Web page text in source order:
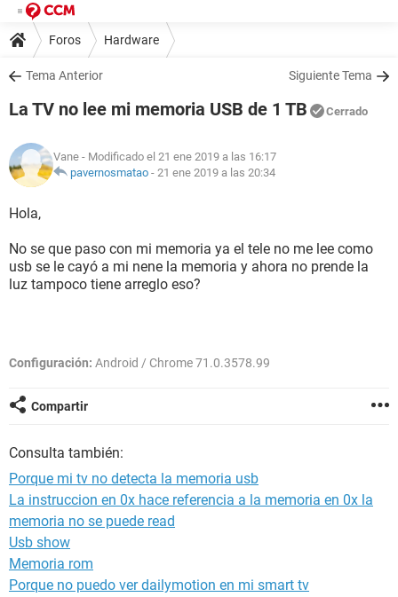
Foros Hardware
Tema Anterior Siguiente Tema
La TV no lee mi memoria USB de 1 TB Cerrado
Vane - Modificado el 21 ene 2019 a las 16:17
pavernosmatao - 21 ene 2019 a las 20:34
Hola,
No se que paso con mi memoria ya el tele no me lee como
usb se le cayó a mi nene la memoria y ahora no prende la
luz tampoco tiene arreglo eso?
Configuración: Android / Chrome 71.0.3578.99
Compartir
Consulta también:
Porque mi tv no detecta la memoria usb
La instruccion en 0x hace referencia a la memoria en 0x la
memoria no se puede read
Usb show
Memoria rom
Porque no puedo ver dailymotion en mi smart tv